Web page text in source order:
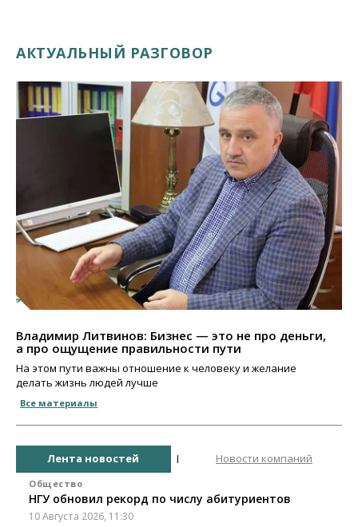
АКТУАЛЬНЫЙ РАЗГОВОР
Владимир Литвинов: Бизнес — это не про деньги,
а про ощущение правильности пути
На этом пути важны отношение к человеку и желание
делать жизнь людей лучше
Все материалы
Лента новостей Новости компаний
Общество
НГУ обновил рекорд по числу абитуриентов
10 Августа 2026, 11:30